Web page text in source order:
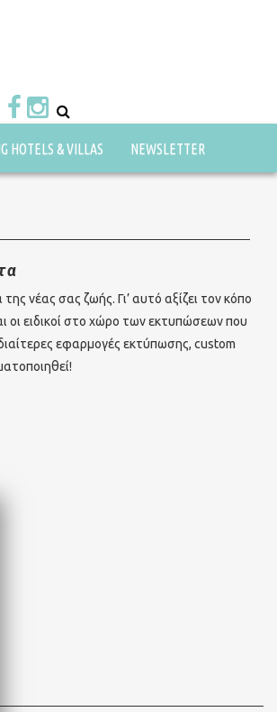
HOTELS & VILLAS NEWSLETTER
νέας σας ζωής. Γι’ αυτό αξίζει τον κόπο
οι ειδικοί στο χώρο των εκτυπώσεων που
εφαρμογές εκτύπωσης, custom